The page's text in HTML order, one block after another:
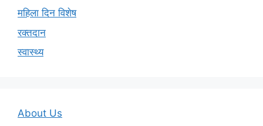
महिला दिन विशेष
रक्तदान
स्वास्थ्य
About Us